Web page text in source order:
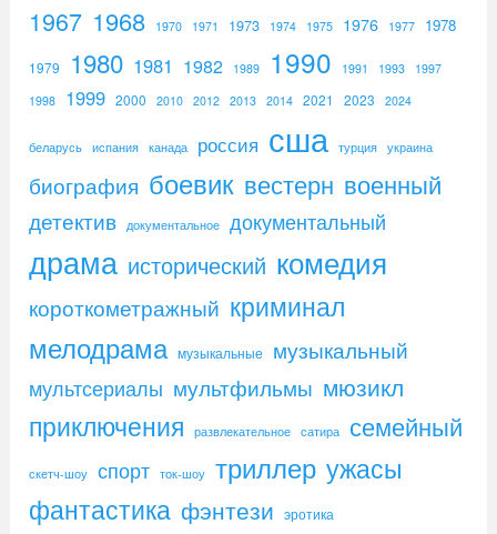
1967 1968 1970 1971 1973 1974 1975 1976 1977 1978
1979 1980 1981 1982 1989 1990 1991 1993
1997
1998
1999 2000 2010 2012 2013 2014 2021 2023 2024
беларусь испания канада россия сша турция украина
биография боевик вестерн военный
детектив документальное документальный
драма исторический комедия
короткометражный криминал
мелодрама музыкальные музыкальный
мультсериалы мультфильмы мюзикл
приключения развлекательное сатира семейный
скетч-шоу спорт ток-шоу триллер ужасы
фантастика фэнтези эротика